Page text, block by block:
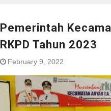
Pemerintah
RKPD Tahun 2023
February 9, 2022